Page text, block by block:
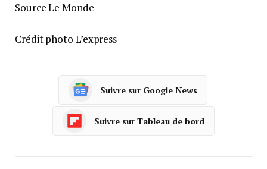
Source Le Monde
Crédit photo L’express
Suivre sur Google News
Suivre sur Tableau de bord